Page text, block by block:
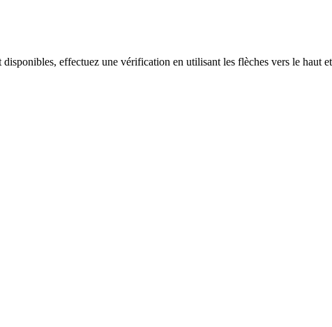
effectuez une vérification en utilisant les flèches vers le haut